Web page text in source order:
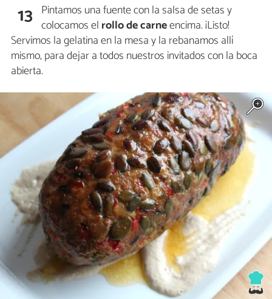
13 Pintamos una fuente con la salsa de setas y
colocamos el rollo de carneencima. ¡Listo!
Servimos la gelatina en la mesa y la rebanamos allí
mismo, para dejar a todos nuestros invitados con la boca
abierta.